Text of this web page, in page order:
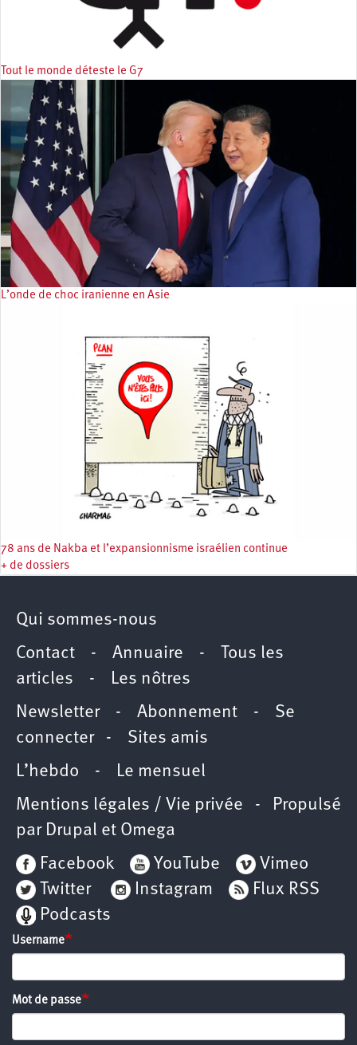
Tout le monde déteste le G7
L’onde de choc iranienne en Asie
78 ans de Nakba et l’expansionnisme israélien continue
+ de dossiers
Qui sommes-nous
Contact - Annuaire -
Tous les
articles - Les nôtres
Newsletter- Abonnement - Se
connecter- Sites amis
L’hebdo - Le mensuel
Mentions légales / Vie privée - Propulsé
par Drupal et Omega
Facebook
YouTube
Vimeo
Twitter
Instagram
Flux RSS
Podcasts
Username
Mot de passe